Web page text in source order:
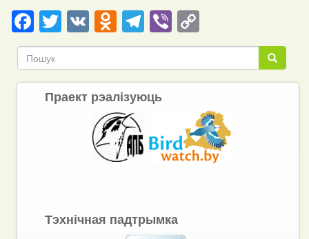
Facebook
Twitter
VKOdnoklassniki
Telegram
ViberCopy
Link Пошук
Пошук
Праект рэалізуюць
Тэхнічная падтрымка